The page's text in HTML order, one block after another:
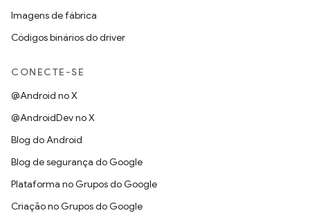
Imagens de fábrica
Códigos binários do driver
CONECTE-SE
@Android no X
@AndroidDev no X
Blog do Android
Blog de segurança do Google
Plataforma no Grupos do Google
Criação no Grupos do Google